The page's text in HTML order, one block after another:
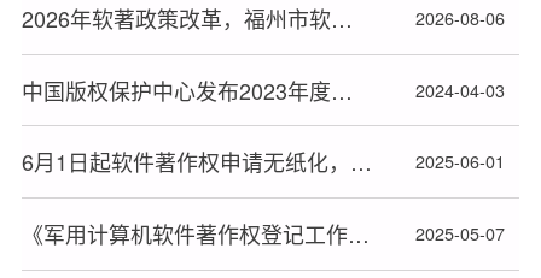
2026年软著政策改革，福州市软件著作权办理高效下证指南 2026-08-06
中国版权保护中心发布2023年度十大著作权人候选人名单 2024-04-03
6月1日起软件著作权申请无纸化，材料审查或更严格 2025-06-01
《军用计算机软件著作权登记工作暂行办法》全文发布 2025-05-07